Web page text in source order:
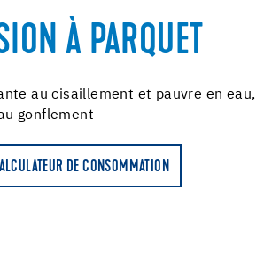
À PARQUET
au cisaillement et pauvre en eau,
gonflement
DE CONSOMMATION